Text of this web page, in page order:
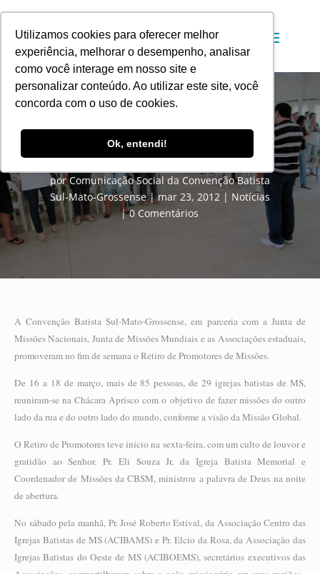
Utilizamos cookies para oferecer melhor
experiência, melhorar o desempenho, analisar
como você interage em nosso site e
personalizar conteúdo. Ao utilizar este site, você
concorda com o uso de cookies.
Ok, entendi!
Retiro de Promotores de Missões
marca final de semana
porComunicação Social da Convenção Batista
Sul-Mato-Grossense
mar 23, 2012
Notícias
0 Comentários
A Convenção Batista Sul-Mato-Grossense, em parceria com a Junta de
Missões Nacionais, Junta de Missões Mundiais e as Associações estaduais,
promoveram no fim de semana o Retiro de Promotores de Missões.
De 16 a 18 de março, mais de 85 pessoas, de 29 igrejas batistas de MS,
reuniram-se na Chácara Aprisco com o objetivo de fazer missões do outro
lado da rua e do outro lado do mundo, conforme a visão da Missão Global.
O Retiro de Promotores teve início na sexta-feira, com um culto de louvor e
gratidão ao Senhor. Pr. Eli Souza Jr, da Igreja Batista Memorial e
Coordenador de Missões da CBSM, ministrou a palavra de Deus na noite
de abertura.
No sábado pela manhã, Pr. José Roberto Estival, da Associação Centro das
Igrejas Batistas de MS (ACIBAMS) e Pr. Elcio da Rosa, da Associação das
Igrejas Batistas do Oeste de MS (ACIBOEMS), secretários executivos das